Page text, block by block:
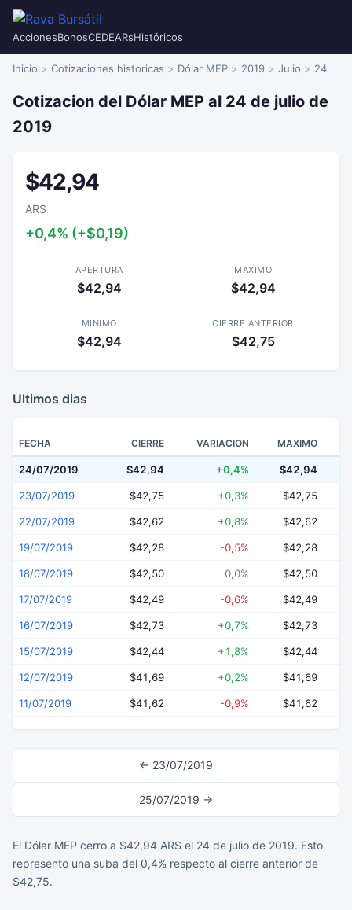
AccionesBonosCEDEARsHistóricos
Inicio Cotizaciones historicas Dólar MEP 2019 Julio 24
Cotizacion del Dólar MEP al 24 de julio de
2019
$42,94
ARS
+0,4% (+$0,19)
APERTURA
$42,94
MAXIMO
$42,94
MINIMO
$42,94
CIERRE ANTERIOR
$42,75
Ultimos dias
FECHA CIERRE VARIACION MAXIMO
24/07/2019 $42,94 +0,4% $42,94
23/07/2019 $42,75 +0,3% $42,75
22/07/2019 $42,62 +0,8% $42,62
19/07/2019 $42,28 -0,5% $42,28
18/07/2019 $42,50 0,0% $42,50
17/07/2019 $42,49 -0,6% $42,49
16/07/2019 $42,73 +0,7% $42,73
15/07/2019 $42,44 +1,8% $42,44
12/07/2019 $41,69 +0,2% $41,69
11/07/2019 $41,62 -0,9% $41,62
← 23/07/2019
25/07/2019 →
El Dólar MEP cerro a $42,94 ARS el 24 de julio de 2019. Esto
represento una suba del 0,4% respecto al cierre anterior de
$42,75.